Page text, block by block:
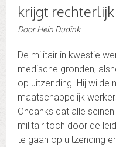
krijgt
DoorHein Dudink
De militair in kwestie
medische gronden,
op uitzending. Hij wilde
maatschappelijk
Ondanks dat alle
militair toch door de
te gaan op uitzending